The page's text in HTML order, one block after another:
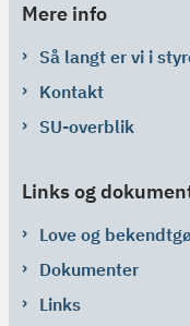
Mere info
Så langt er vi i
Kontakt
SU-overblik
Links og
Love og
Dokumenter
Links